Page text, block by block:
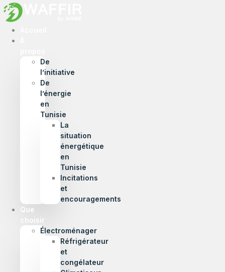
De
l’initiative
De
l’énergie
en
Tunisie
La
situation
énergétique
en
Tunisie
Incitations
et
encouragements
Que
choisir
Électroménager
Réfrigérateur
et
congélateur